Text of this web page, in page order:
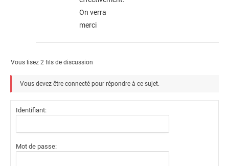
On verra
merci
Vous lisez 2 fils de discussion
Vous devez être connecté pour répondre à ce sujet.
Identifiant:
Mot de passe: